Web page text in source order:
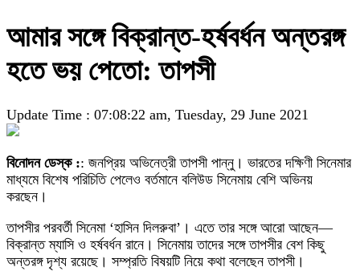
আমার সঙ্গে বিক্রান্ত-হর্ষবর্ধন অন্তরঙ্গ
হতে ভয় পেতো: তাপসী
Update Time : 07:08:22 am, Tuesday, 29 June 2021
বিনোদন ডেস্ক :: জনপ্রিয় অভিনেত্রী তাপসী পান্নু। ভারতের দক্ষিণী সিনেমার
মাধ্যমে বিশেষ পরিচিতি পেলেও বর্তমানে বলিউড সিনেমায় বেশি অভিনয়
করছেন।
তাপসীর পরবর্তী সিনেমা ‘হাসিন দিলরুবা’। এতে তার সঙ্গে আরো আছেন—
বিক্রান্ত ম্যাসি ও হর্ষবর্ধন রানে। সিনেমায় তাদের সঙ্গে তাপসীর বেশ কিছু
অন্তরঙ্গ দৃশ্য রয়েছে। সম্প্রতি বিষয়টি নিয়ে কথা বলেছেন তাপসী।